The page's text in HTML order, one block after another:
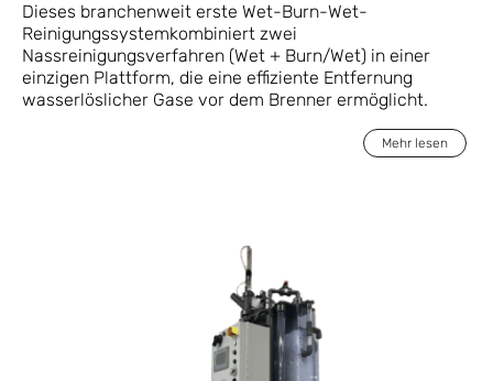
Dieses branchenweit erste Wet-Burn-Wet-
Reinigungssystemkombiniert zwei
Nassreinigungsverfahren (Wet + Burn/Wet) in einer
einzigen Plattform, die eine effiziente Entfernung
wasserlöslicher Gase vor dem Brenner ermöglicht.
Mehr lesen